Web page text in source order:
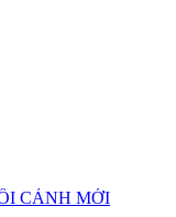
CẢNH MỚI